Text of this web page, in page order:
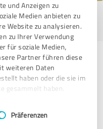
und Anzeigen zu
Medien anbieten zu
Website zu analysieren.
zu Ihrer Verwendung
für soziale Medien,
Partner führen diese
weiteren Daten
haben oder die sie im
gesammelt haben.
Präferenzen
03.10.2015|Profil
weiteren
Bereich
Unternehmensberatung